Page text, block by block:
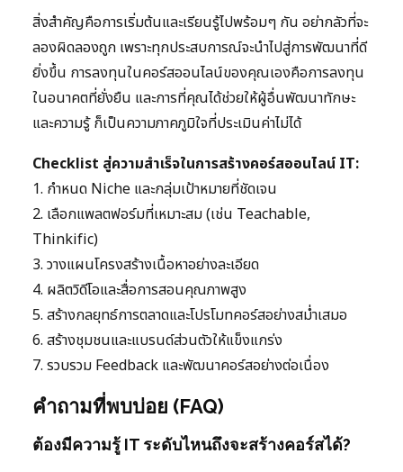
สิ่งสำคัญคือการเริ่มต้นและเรียนรู้ไปพร้อมๆ กัน อย่ากลัวที่จะ
ลองผิดลองถูก เพราะทุกประสบการณ์จะนำไปสู่การพัฒนาที่ดี
ยิ่งขึ้น การลงทุนในคอร์สออนไลน์ของคุณเองคือการลงทุน
ในอนาคตที่ยั่งยืน และการที่คุณได้ช่วยให้ผู้อื่นพัฒนาทักษะ
และความรู้ ก็เป็นความภาคภูมิใจที่ประเมินค่าไม่ได้
Checklist สู่ความสำเร็จในการสร้างคอร์สออนไลน์ IT:
1. กำหนด Niche และกลุ่มเป้าหมายที่ชัดเจน
2. เลือกแพลตฟอร์มที่เหมาะสม (เช่น Teachable,
Thinkific)
3. วางแผนโครงสร้างเนื้อหาอย่างละเอียด
4. ผลิตวิดีโอและสื่อการสอนคุณภาพสูง
5. สร้างกลยุทธ์การตลาดและโปรโมทคอร์สอย่างสม่ำเสมอ
6. สร้างชุมชนและแบรนด์ส่วนตัวให้แข็งแกร่ง
7. รวบรวม Feedback และพัฒนาคอร์สอย่างต่อเนื่อง
คำถามที่พบบ่อย (FAQ)
ต้องมีความรู้ IT ระดับไหนถึงจะสร้างคอร์สได้?